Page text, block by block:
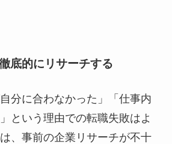
底的にリサーチする
分に合わなかった」「仕事内
という理由での転職失敗はよ
、事前の企業リサーチが不十